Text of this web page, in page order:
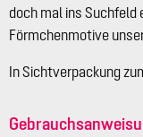
doch mal ins Suchfeld
Förmchenmotive
In Sichtverpackung